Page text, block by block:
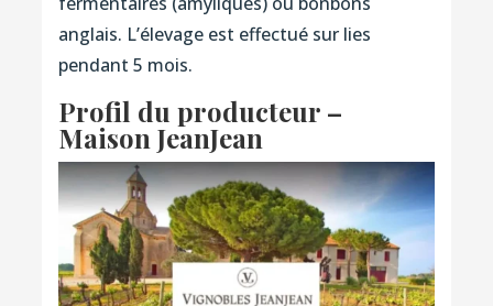
anglais. L’élevage est effectué sur lies
pendant 5 mois.
Profil du producteur –
Maison JeanJean